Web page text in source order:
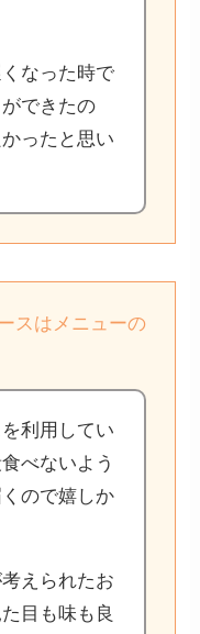
なった時で
できたの
ったと思い
スはメニューの
利用してい
べないよう
ので嬉しか
えられたお
目も味も良